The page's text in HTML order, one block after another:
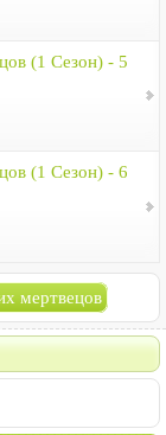
(1 Сезон) - 5
(1 Сезон) - 6
мертвецов